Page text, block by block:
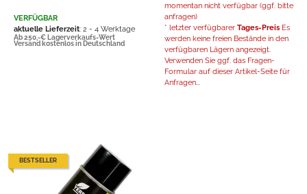
VERFÜGBAR
aktuelle Lieferzeit: 2 - 4 Werktage
Ab 250,-€ Lagerverkaufs-Wert
Versand kostenlos in Deutschland
momentan nicht verfügbar (ggf. bitte
anfragen)
* letzter verfügbarer Tages-Preis Es
werden keine freien Bestände in den
verfügbaren Lägern angezeigt.
Verwenden Sie ggf. das Fragen-
Formular auf dieser Artikel-Seite für
Anfragen...
BESTSELLER